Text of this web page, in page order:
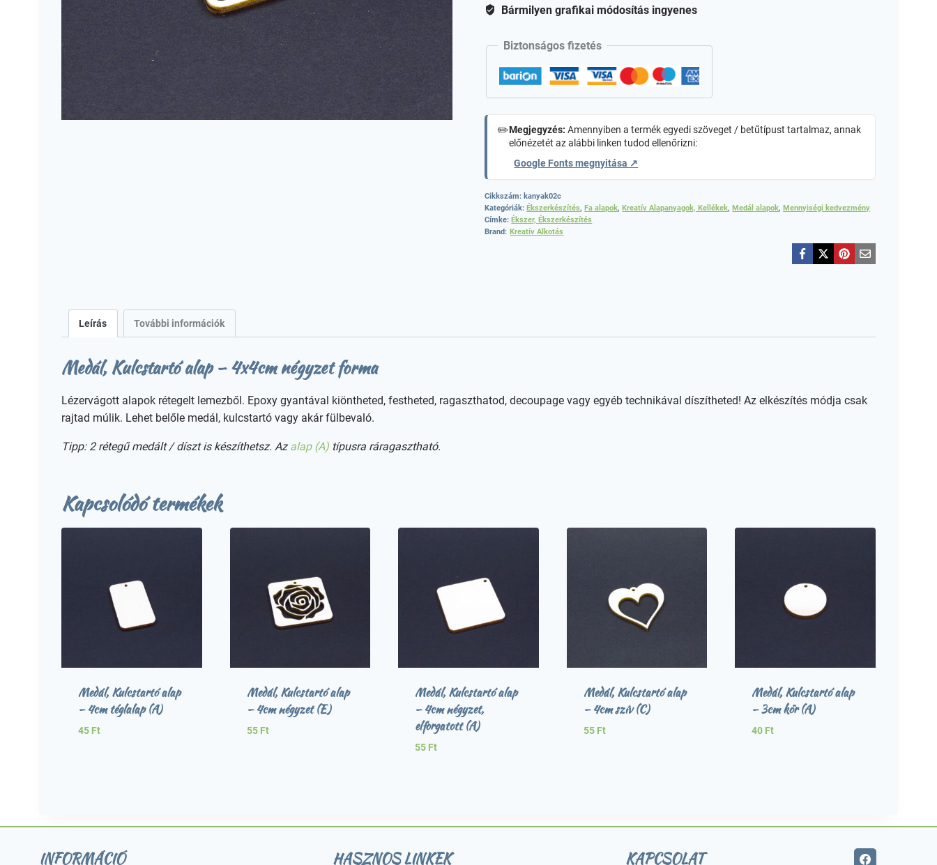
Bármilyen grafikai módosítás ingyenes
Biztonságos fizetés
✏️Megjegyzés: Amennyiben a termék egyedi szöveget / betűtípust tartalmaz, annak
előnézetét az alábbi linken tudod ellenőrizni:
Google Fonts megnyitása ↗
Cikkszám: kanyak02c
Kategóriák: Ékszerkészítés, Fa alapok, Kreatív Alapanyagok, Kellékek, Medál alapok, Mennyiségi kedvezmény
Címke: Ékszer, Ékszerkészítés
Brand: Kreatív Alkotás
Leírás További információk
Medál, Kulcstartó alap – 4x4cm négyzet forma
Lézervágott alapok rétegelt lemezből. Epoxy gyantával kiöntheted, festheted, ragaszthatod, decoupage vagy egyéb technikával díszítheted! Az elkészítés módja csak
rajtad múlik. Lehet belőle medál, kulcstartó vagy akár fülbevaló.
Tipp: 2 rétegű medált / díszt is készíthetsz. Az alap (A) típusra ráragasztható.
Kapcsolódó termékek
Medál, Kulcstartó alap
– 4cm téglalap (A)
45 Ft
Medál, Kulcstartó alap
– 4cm négyzet (E)
55 Ft
Medál, Kulcstartó alap
– 4cm négyzet,
elforgatott (A)
55 Ft
Medál, Kulcstartó alap
– 4cm szív (C)
55 Ft
Medál, Kulcstartó alap
– 3cm kör (A)
40 Ft
INFORMÁCIÓ HASZNOS LINKEK KAPCSOLAT